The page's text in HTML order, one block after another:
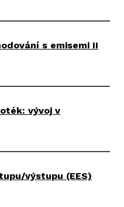
s emisemi II
vývoj v
výstupu (EES)